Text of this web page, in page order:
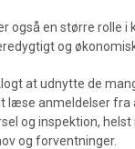
også en større rolle
og
at udnytte de
læse anmeldelser fra
og inspektion,
og forventninger.